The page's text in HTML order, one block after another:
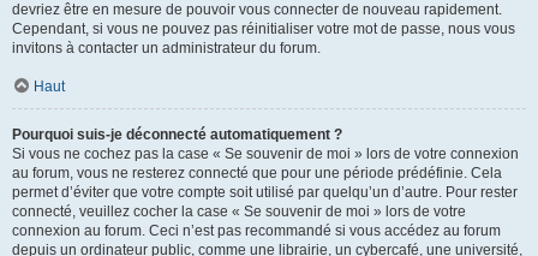
devriez être en mesure de pouvoir vous connecter de nouveau rapidement.
Cependant, si vous ne pouvez pas réinitialiser votre mot de passe, nous vous
invitons à contacter un administrateur du forum.
Haut
Pourquoi suis-je déconnecté automatiquement ?
Si vous ne cochez pas la case « Se souvenir de moi » lors de votre connexion
au forum, vous ne resterez connecté que pour une période prédéfinie. Cela
permet d’éviter que votre compte soit utilisé par quelqu’un d’autre. Pour rester
connecté, veuillez cocher la case « Se souvenir de moi » lors de votre
connexion au forum. Ceci n’est pas recommandé si vous accédez au forum
depuis un ordinateur public, comme une librairie, un cybercafé, une université,